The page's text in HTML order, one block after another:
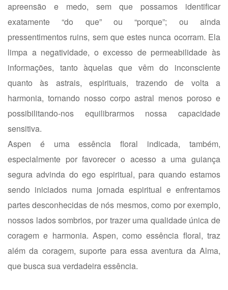
apreensão e medo, sem que possamos identificar
exatamente “do que” ou “porque”; ou ainda
pressentimentos ruins, sem que estes nunca ocorram. Ela
limpa a negatividade, o excesso de permeabilidade às
informações, tanto àquelas que vêm do inconsciente
quanto às astrais, espirituais, trazendo de volta a
harmonia, tornando nosso corpo astral menos poroso e
possibilitando-nos equilibrarmos nossa capacidade
sensitiva.
Aspen é uma essência floral indicada, também,
especialmente por favorecer o acesso a uma guiança
segura advinda do ego espiritual, para quando estamos
sendo iniciados numa jornada espiritual e enfrentamos
partes desconhecidas de nós mesmos, como por exemplo,
nossos lados sombrios, por trazer uma qualidade única de
coragem e harmonia. Aspen, como essência floral, traz
além da coragem, suporte para essa aventura da Alma,
que busca sua verdadeira essência.